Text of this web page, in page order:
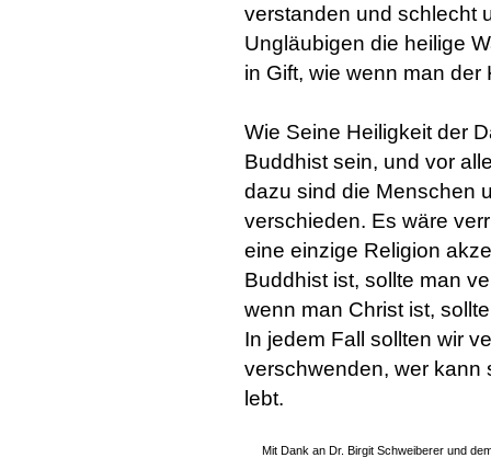
verstanden und schlecht
Ungläubigen die heilige
in Gift, wie wenn man der
Wie Seine Heiligkeit der
Buddhist sein, und vor
dazu sind die Menschen
verschieden. Es wäre
eine einzige Religion
Buddhist ist, sollte man
wenn man Christ ist,
In jedem Fall sollten wir
verschwenden, wer kann
lebt.
Mit Dank an Dr. Birgit Schweiberer und